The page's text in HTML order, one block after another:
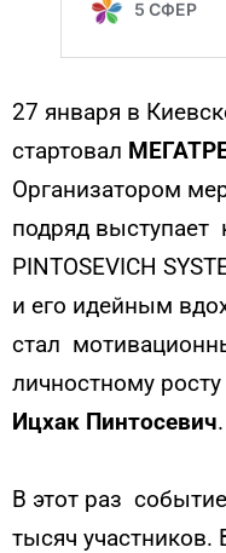
27 января в
стартовал
Организатором
подряд выступает
PINTOSEVICH
и его идейным
стал
личностному
Ицхак Пинтосевич.
В этот раз
тысяч